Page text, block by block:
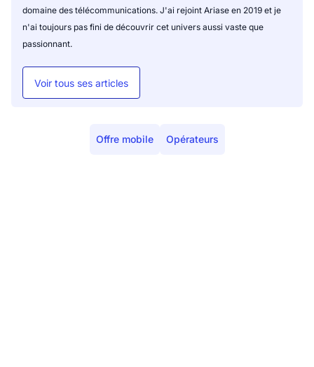
domaine des télécommunications. J'ai rejoint Ariase en 2019 et je
n'ai toujours pas fini de découvrir cet univers aussi vaste que
passionnant.
Voir tous ses articles
Offre mobile Opérateurs